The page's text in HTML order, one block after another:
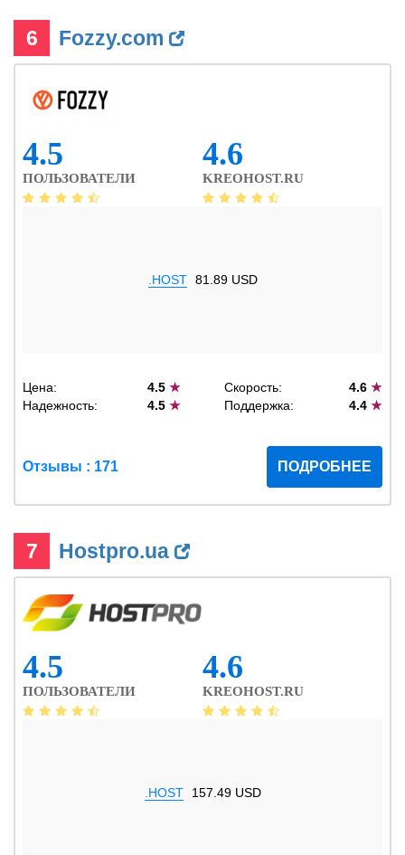
6 Fozzy.com
4.5
ПОЛЬЗОВАТЕЛИ
4.6
KREOHOST.RU
.HOST 81.89 USD
Цена: 4.5★ Скорость: 4.6 ★
Надежность:
4.5★ Поддержка: 4.4 ★
Отзывы : 171 ПОДРОБНЕЕ
7 Hostpro.ua
4.5
ПОЛЬЗОВАТЕЛИ
4.6
KREOHOST.RU
.HOST 157.49 USD